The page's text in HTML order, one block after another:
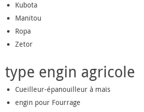
Kubota
Manitou
Ropa
Zetor
type engin agricole
Cueilleur-épanouilleur à maïs
engin pour Fourrage